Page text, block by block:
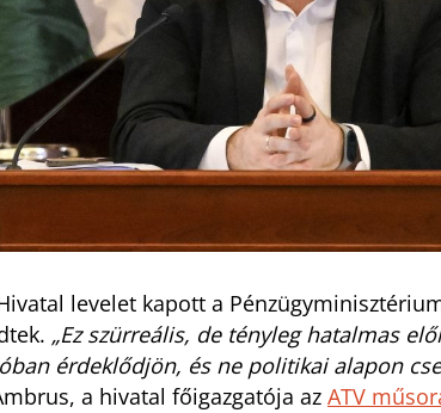
levelet kapott a
„Ez szürreális, de tényleg hatalmas
érdeklődjön, és ne politikai alapon
a hivatal főigazgatója az ATV